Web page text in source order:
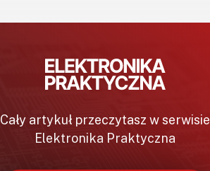
Cały artykuł przeczytasz w serwisie
Elektronika Praktyczna